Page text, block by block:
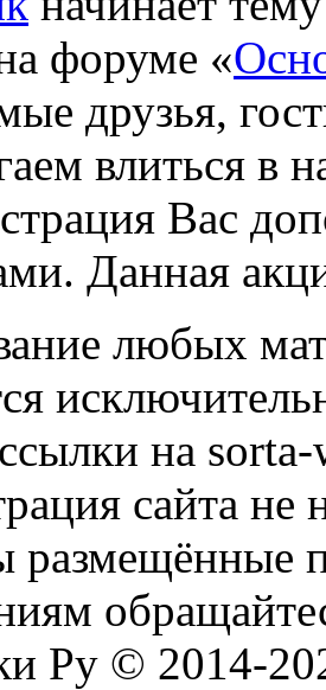
форуме «
друзья,
влиться в
Вас
Данная
любых
на
сайта не
размещённые
Ру © 2014-